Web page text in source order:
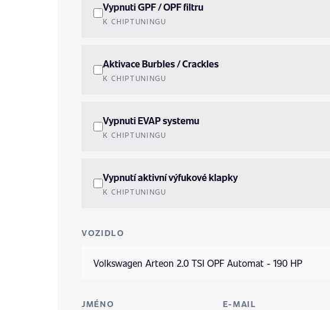
Vypnuti GPF / OPF filtru
K CHIPTUNINGU
Aktivace Burbles / Crackles
K CHIPTUNINGU
Vypnuti EVAP systemu
K CHIPTUNINGU
Vypnutí aktivní výfukové klapky
K CHIPTUNINGU
VOZIDLO
JMÉNO E-MAIL